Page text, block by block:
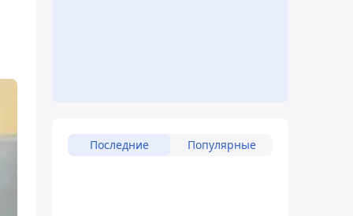
Последние Популярные